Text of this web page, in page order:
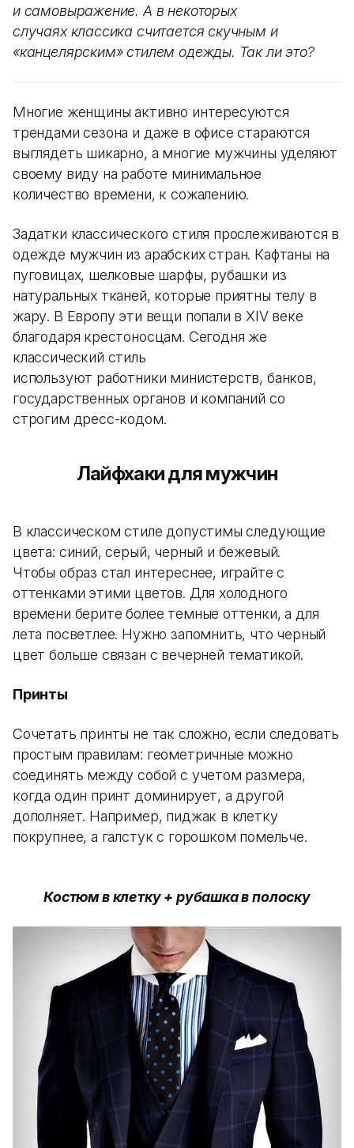
и самовыражение. А в некоторых
случаях классика считается скучным и
«канцелярским» стилем одежды. Так ли это?
Многие женщины активно интересуются
трендами сезона и даже в офисе стараются
выглядеть шикарно, а многие мужчины уделяют
своему виду на работе минимальное
количество времени, к сожалению.
Задатки классического стиля прослеживаются в
одежде мужчин из арабских стран. Кафтаны на
пуговицах, шелковые шарфы, рубашки из
натуральных тканей, которые приятны телу в
жару. В Европу эти вещи попали в XIV веке
благодаря крестоносцам. Сегодня же
классический стиль
используют работники министерств, банков,
государственных органов и компаний со
строгим дресс-кодом.
Лайфхаки для мужчин
В классическом стиле допустимы следующие
цвета: синий, серый, черный и бежевый.
Чтобы образ стал интереснее, играйте с
оттенками этими цветов. Для холодного
времени берите более темные оттенки, а для
лета посветлее. Нужно запомнить, что черный
цвет больше связан с вечерней тематикой.
Принты
Сочетать принты не так сложно, если следовать
простым правилам: геометричные можно
соединять между собой с учетом размера,
когда один принт доминирует, а другой
дополняет. Например, пиджак в клетку
покрупнее, а галстук с горошком помельче.
Костюм в клетку + рубашка в полоску